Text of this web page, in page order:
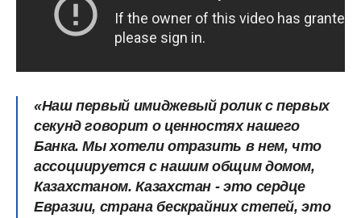
«Наш первый имиджевый ролик с первых
секунд говорит о ценностях нашего
Банка. Мы хотели отразить в нем, что
ассоциируется с нашим общим домом,
Казахстаном. Казахстан - это сердце
Евразии, страна бескрайних степей, это